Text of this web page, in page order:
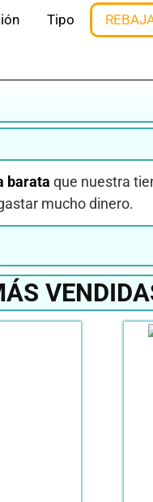
Tipo
barata que nuestra
mucho dinero.